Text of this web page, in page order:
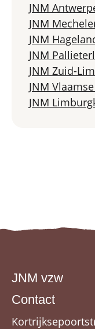
JNM
JNM
JNM
JNM
JNM Zuid-
JNM
JNM
JNM vzw
Contact